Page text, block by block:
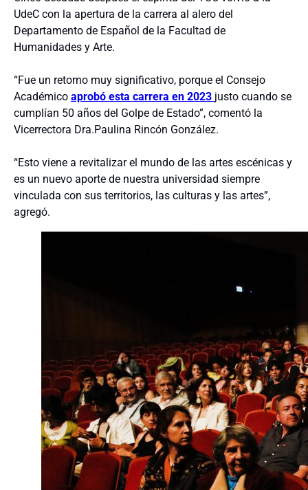
UdeC con la apertura de la carrera al alero del
Departamento de Español de la Facultad de
Humanidades y Arte.
“Fue un retorno muy significativo, porque el Consejo
Académico aprobó esta carrera en 2023 justo cuando se
cumplían 50 años del Golpe de Estado”, comentó la
Vicerrectora Dra.Paulina Rincón González.
“Esto viene a revitalizar el mundo de las artes escénicas y
es un nuevo aporte de nuestra universidad siempre
vinculada con sus territorios, las culturas y las artes”,
agregó.